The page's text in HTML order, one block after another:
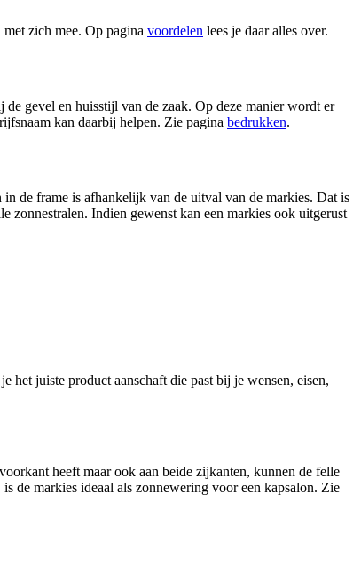
zich mee. Op pagina voordelen lees je daar alles over.
gevel en huisstijl van de zaak. Op deze manier wordt er
kan daarbij helpen. Zie pagina bedrukken.
de frame is afhankelijk van de uitval van de markies. Dat is
zonnestralen. Indien gewenst kan een markies ook uitgerust
het juiste product aanschaft die past bij je wensen, eisen,
heeft maar ook aan beide zijkanten, kunnen de felle
de markies ideaal als zonnewering voor een kapsalon. Zie